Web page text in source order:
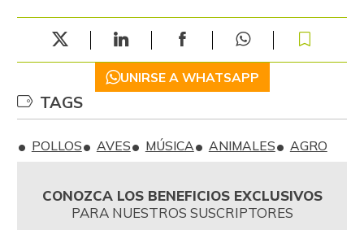
UNIRSE A WHATSAPP
TAGS
POLLOS AVES MÚSICA ANIMALES AGRO
CONOZCA LOS BENEFICIOS EXCLUSIVOS
PARA NUESTROS SUSCRIPTORES